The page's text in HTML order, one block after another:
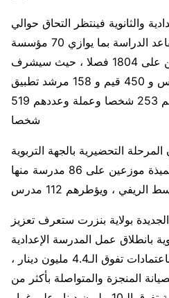
والثانوية فينتظر التحاق حوالي
55 الف تلميذا وتلميذة بمقاعد الدراسة بما يوازي 70 مؤسسة
تعليمية وتربوية ، موزعين على 1804 فصلا ، حيث سيشرف
على تاطيرهم 3731 مدرس و 450 قيم و 158 مرشد تطبيق
دون اعتبار الإداريين وعددهم 253 شخصا وعملة وعددهم 519
شخصا
التحضيرية بالجهة التربوية
ببنزرت تظم 2417 تلميذ وتلميذة موزعين على 86 مدرسة منها
بولاية بنزرت ستعرف تعزيز
بانطلاق عمل المدرسة الإعدادية
بسجنان المنجزة حديثا باعتمادات تفوق الـ4.4 مليون دينار ،
المنجزة والمتواصلة بأكثر من